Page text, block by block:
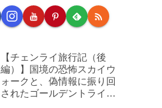
【チェンライ旅行記（後
編）】国境の恐怖スカイウ
ォークと、偽情報に振り回
されたゴールデントライア